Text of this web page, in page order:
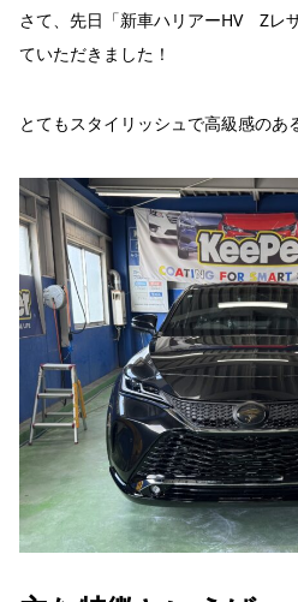
さて、先日「新車ハリアーHV Zレ
ていただきました！
とてもスタイリッシュで高級感のあ